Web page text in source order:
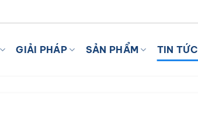
GIẢI PHÁP SẢN PHẨM TIN TỨC